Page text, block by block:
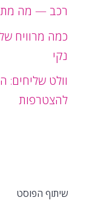
רכב — מה
כמה מרוויח
נקי
וולט שליחים:
להצטרפות
שיתוף הפוסט